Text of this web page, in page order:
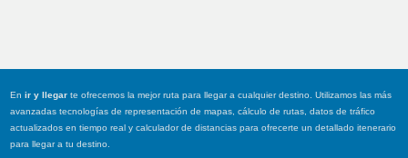
Enir y llegar te ofrecemos la mejor ruta para llegar a cualquier destino. Utilizamos las más
avanzadas tecnologías de representación de mapas, cálculo de rutas, datos de tráfico
actualizados en tiempo real y calculador de distancias para ofrecerte un detallado itenerario
para llegar a tu destino.